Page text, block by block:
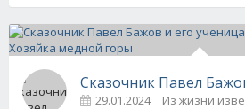
Сказочник Павел
29.01.2024 Из жизни